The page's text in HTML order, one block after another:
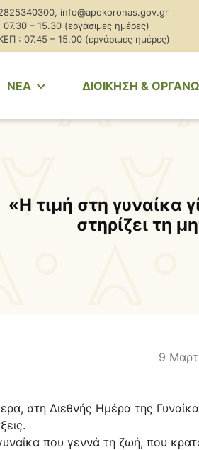
info@apokoronas.gov.gr
07.30 – 15.30 (εργάσιμες ημέρες)
: 07.45 – 15.00 (εργάσιμες ημέρες)
NEA ΔΙΟΙΚΗΣΗ &
«Η τιμή στη γυναίκα
στηρίζει τη
9
στη Διεθνής Ημέρα της
που γεννά τη ζωή, που